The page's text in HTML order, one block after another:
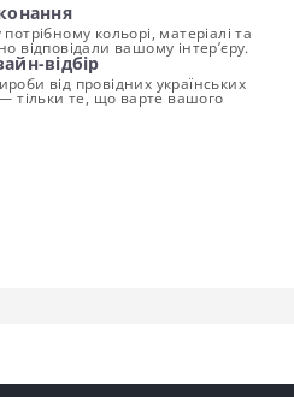
кольорі, матеріалі та
відповідали вашому інтер’єру.
відбір
від провідних українських
тільки те, що варте вашого